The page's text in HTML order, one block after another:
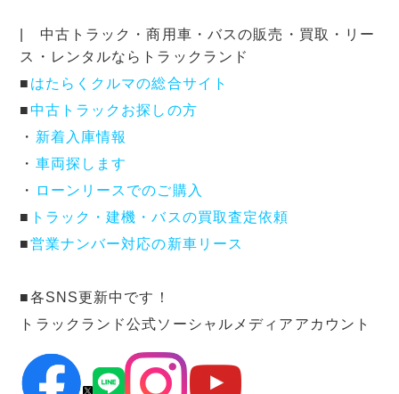
| 中古トラック・商用車・バスの販売・買取・リー
ス・レンタルならトラックランド
■ はたらくクルマの総合サイト
■中古トラックお探しの方
・ 新着入庫情報
・ 車両探します
・
ローンリースでのご購入
■ トラック・建機・バスの買取査定依頼
■営業ナンバー対応の新車リース
■各SNS更新中です！
トラックランド公式ソーシャルメディアアカウント